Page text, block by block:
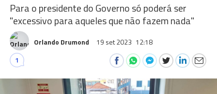
Para o presidente do Governo só poderá ser
"excessivo para aqueles que não fazem nada"
Orlando Drumond 19 set 2023 12:18
1